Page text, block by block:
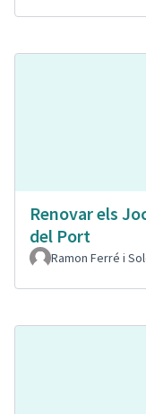
Renovar els
del Port
Ramon Ferré i